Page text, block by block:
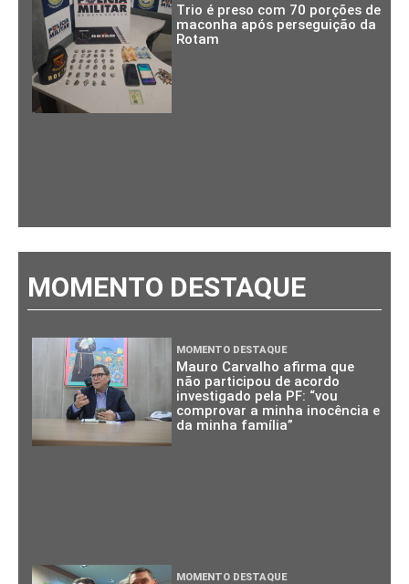
Trio é preso com 70 porções de
maconha após perseguição da
Rotam
MOMENTO DESTAQUE
MOMENTO DESTAQUE
Mauro Carvalho afirma que
não participou de acordo
investigado pela PF: “vou
comprovar a minha inocência e
da minha família”
MOMENTO DESTAQUE